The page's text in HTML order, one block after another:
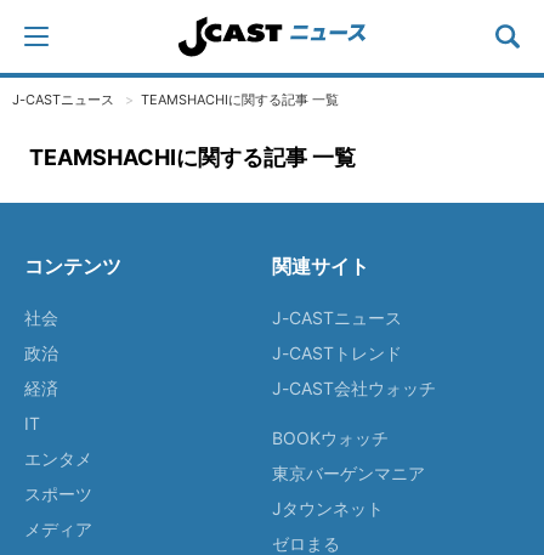
J-CASTニュース TEAMSHACHIに関する記事 一覧
TEAMSHACHIに関する記事 一覧
コンテンツ
社会
政治
経済
IT
エンタメ
スポーツ
メディア
関連サイト
J-CASTニュース
J-CASTトレンド
J-CAST会社ウォッチ
BOOKウォッチ
東京バーゲンマニア
Jタウンネット
ゼロまる